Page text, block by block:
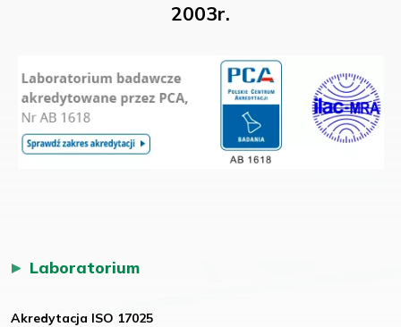
2003r.
Laboratorium
Akredytacja ISO 17025